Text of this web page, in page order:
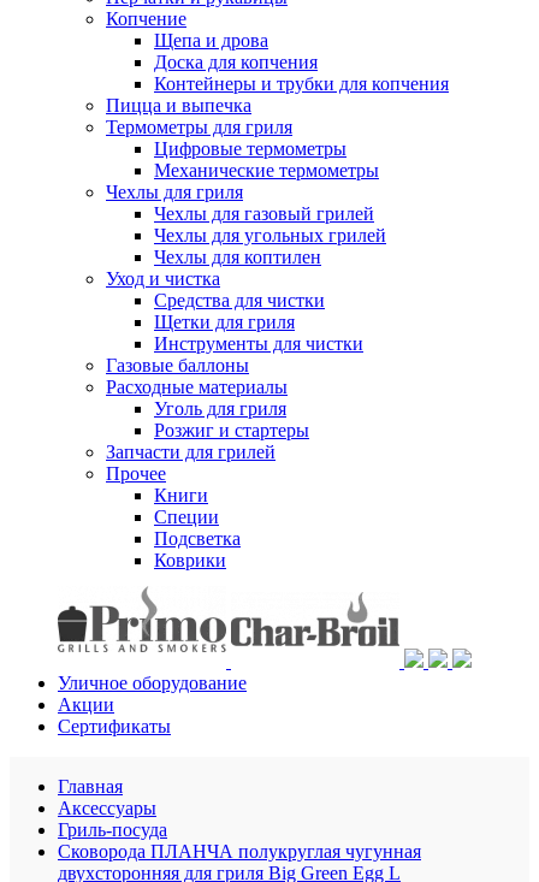
Копчение
Щепа и дрова
Доска для копчения
Контейнеры и трубки для копчения
Пицца и выпечка
Термометры для гриля
Цифровые термометры
Механические термометры
Чехлы для гриля
Чехлы для газовый грилей
Чехлы для угольных грилей
Чехлы для коптилен
Уход и чистка
Средства для чистки
Щетки для гриля
Инструменты для чистки
Газовые баллоны
Расходные материалы
Уголь для гриля
Розжиг и стартеры
Запчасти для грилей
Прочее
Книги
Специи
Подсветка
Коврики
Уличное оборудование
Акции
Сертификаты
Главная
Аксессуары
Гриль-посуда
Сковорода ПЛАНЧА полукруглая чугунная
двухсторонняя для гриля Big Green Egg L